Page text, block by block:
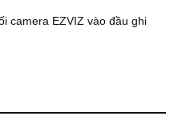
camera EZVIZ vào đầu ghi